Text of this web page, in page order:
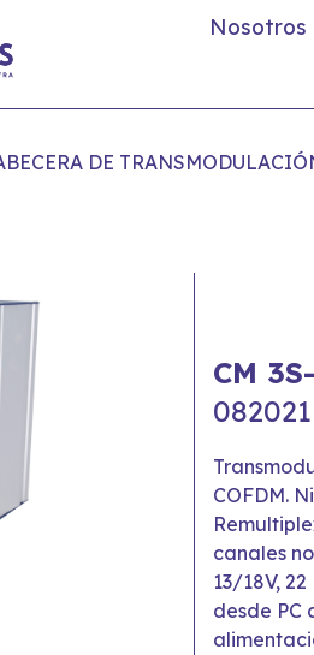
Nosotros
DE
CM
082021
COFDM.
canales
13/18V,
desde PC